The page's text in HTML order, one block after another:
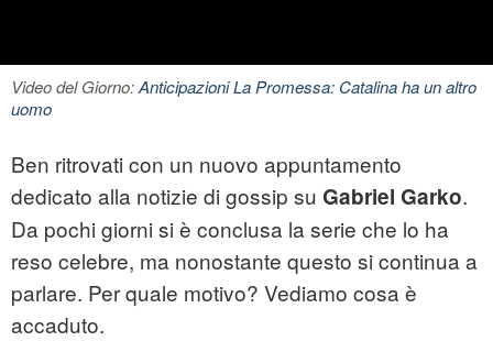
Video del Giorno:Anticipazioni La Promessa: Catalina ha un altro
uomo
Ben ritrovati con un nuovo appuntamento
dedicato alla notizie di gossip su Gabriel Garko.
Da pochi giorni si è conclusa la serie che lo ha
reso celebre, ma nonostante questo si continua a
parlare. Per quale motivo? Vediamo cosa è
accaduto.